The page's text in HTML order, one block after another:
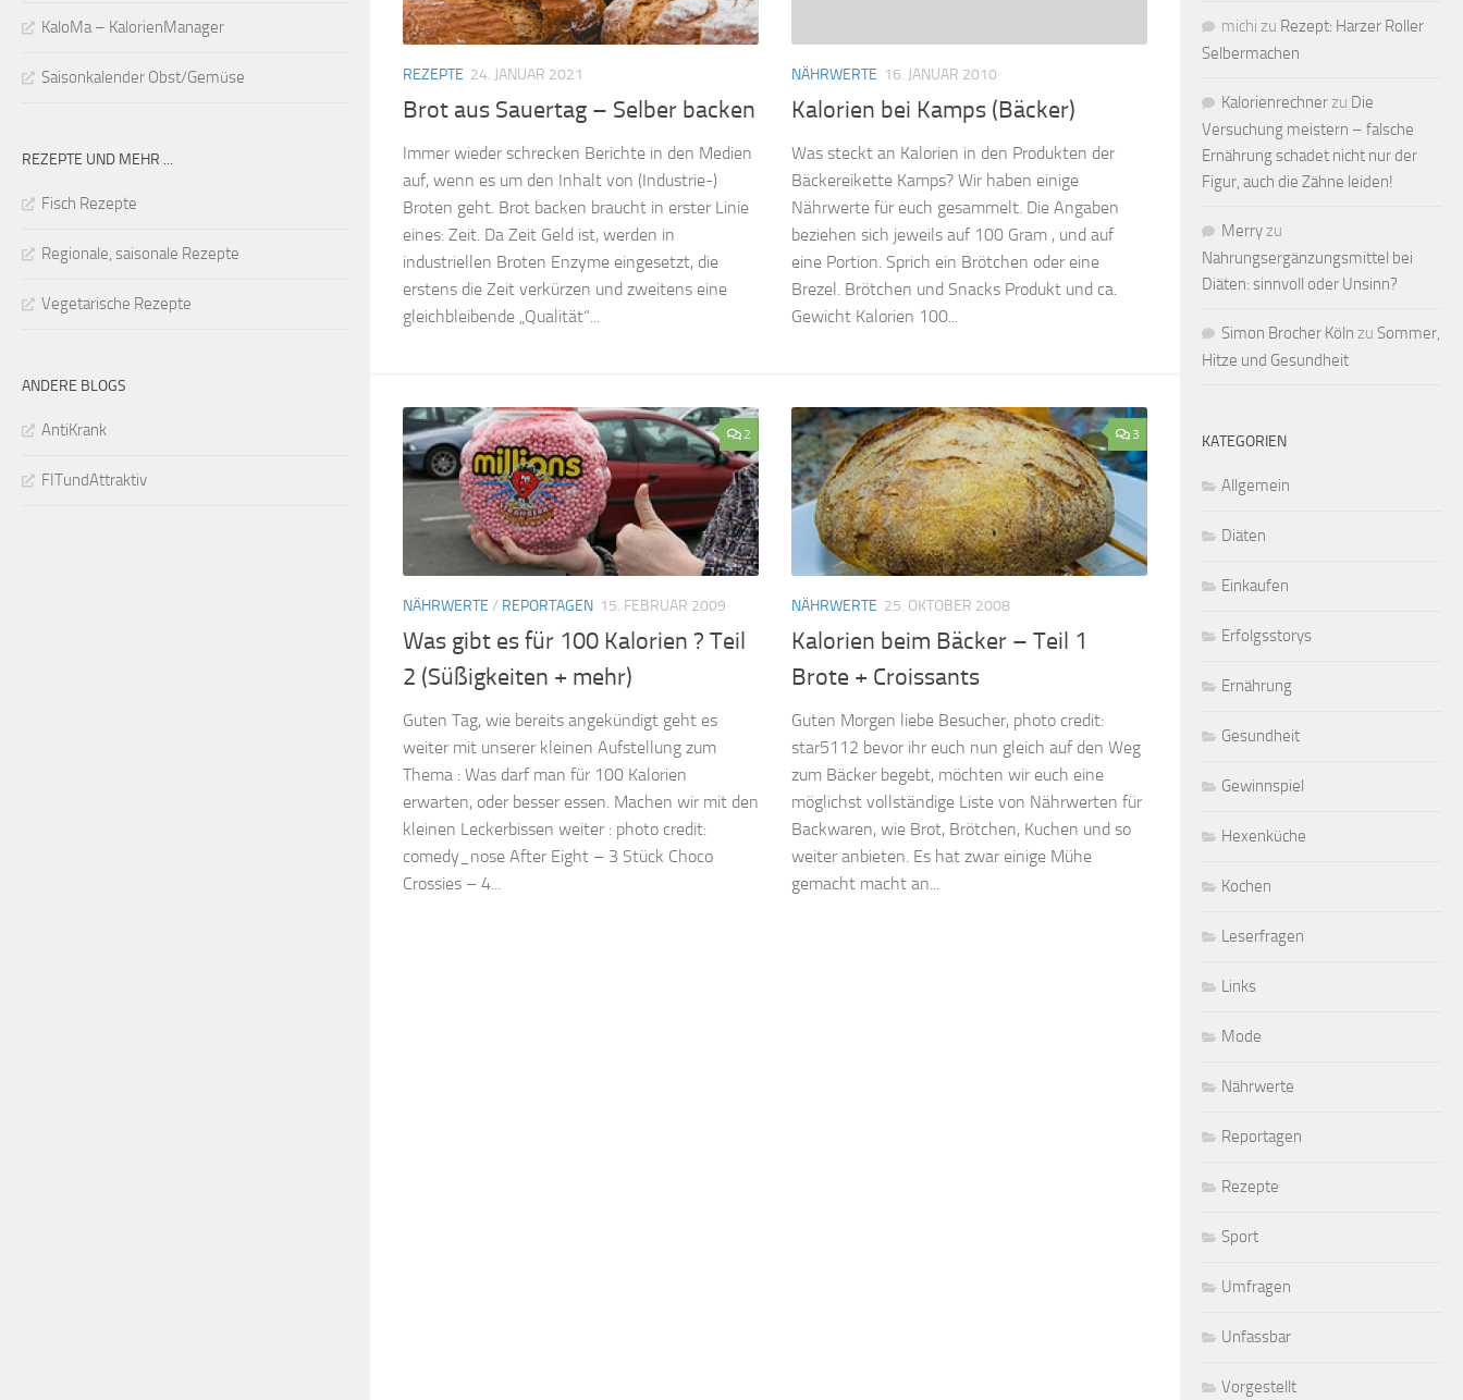
REZEPTE 24. JANUAR 2021
Brot aus Sauertag – Selber backen
Immer wieder schrecken Berichte in den Medien
auf, wenn es um den Inhalt von (Industrie-)
Broten geht. Brot backen braucht in erster Linie
eines: Zeit. Da Zeit Geld ist, werden in
industriellen Broten Enzyme eingesetzt, die
erstens die Zeit verkürzen und zweitens eine
gleichbleibende „Qualität“...
NÄHRWERTE 16. JANUAR 2010
Kalorien bei Kamps (Bäcker)
Was steckt an Kalorien in den Produkten der
Bäckereikette Kamps? Wir haben einige
Nährwerte für euch gesammelt. Die Angaben
beziehen sich jeweils auf 100 Gram , und auf
eine Portion. Sprich ein Brötchen oder eine
Brezel. Brötchen und Snacks Produkt und ca.
Gewicht Kalorien 100...
2
NÄHRWERTE / REPORTAGEN 15. FEBRUAR 2009
Was gibt es für 100 Kalorien ? Teil
2 (Süßigkeiten + mehr)
Guten Tag, wie bereits angekündigt geht es
weiter mit unserer kleinen Aufstellung zum
Thema : Was darf man für 100 Kalorien
erwarten, oder besser essen. Machen wir mit den
kleinen Leckerbissen weiter : photo credit:
comedy_nose After Eight – 3 Stück Choco
Crossies – 4...
3
NÄHRWERTE 25. OKTOBER 2008
Kalorien beim Bäcker – Teil 1
Brote + Croissants
Guten Morgen liebe Besucher, photo credit:
star5112 bevor ihr euch nun gleich auf den Weg
zum Bäcker begebt, möchten wir euch eine
möglichst vollständige Liste von Nährwerten für
Backwaren, wie Brot, Brötchen, Kuchen und so
weiter anbieten. Es hat zwar einige Mühe
gemacht macht an...
KaloMa – KalorienManager
Saisonkalender Obst/Gemüse
REZEPTE UND MEHR ...
Fisch Rezepte
Regionale, saisonale Rezepte
Vegetarische Rezepte
ANDERE BLOGS
AntiKrank
FITundAttraktiv
michi zu Rezept: Harzer Roller
Selbermachen
Kalorienrechnerzu Die
Versuchung meistern – falsche
Ernährung schadet nicht nur der
Figur, auch die Zähne leiden!
Merryzu
Nahrungsergänzungsmittel bei
Diäten: sinnvoll oder Unsinn?
Simon Brocher Köln zu Sommer,
Hitze und Gesundheit
KATEGORIEN
Allgemein
Diäten
Einkaufen
Erfolgsstorys
Ernährung
Gesundheit
Gewinnspiel
Hexenküche
Kochen
Leserfragen
Links
Mode
Nährwerte
Reportagen
Rezepte
Sport
Umfragen
Unfassbar
Vorgestellt